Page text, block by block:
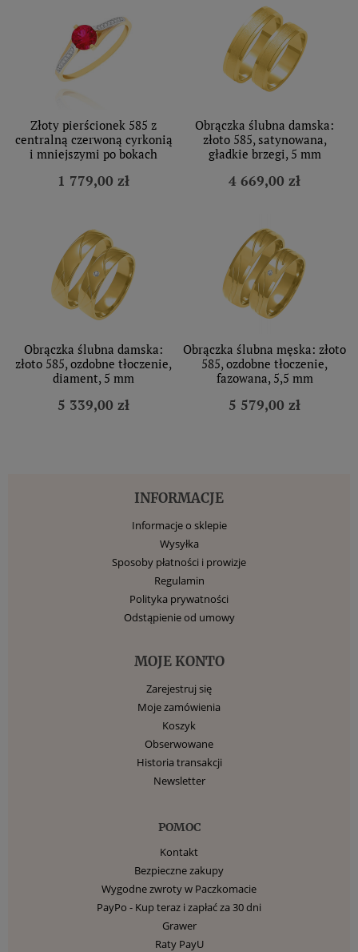
Złoty pierścionek 585 z
centralną czerwoną cyrkonią
i mniejszymi po bokach
1 779,00 zł
Obrączka ślubna damska:
złoto 585, satynowana,
gładkie brzegi, 5 mm
4 669,00 zł
Obrączka ślubna damska:
złoto 585, ozdobne tłoczenie,
diament, 5 mm
5 339,00 zł
Obrączka ślubna męska: złoto
585, ozdobne tłoczenie,
fazowana, 5,5 mm
5 579,00 zł
INFORMACJE
Informacje o sklepie
Wysyłka
Sposoby płatności i prowizje
Regulamin
Polityka prywatności
Odstąpienie od umowy
MOJE KONTO
Zarejestruj się
Moje zamówienia
Koszyk
Obserwowane
Historia transakcji
Newsletter
POMOC
Kontakt
Bezpieczne zakupy
Wygodne zwroty w Paczkomacie
PayPo - Kup teraz i zapłać za 30 dni
Grawer
Raty PayU